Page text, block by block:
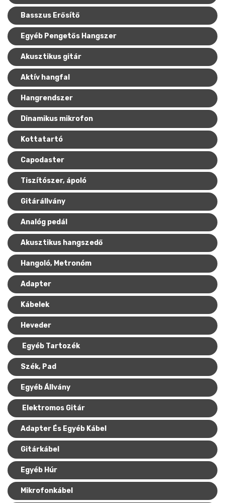
Mikrofonkábel
Heveder
Kábelek
Pedál
Slide gyűrű
Egyéb tartozék
Egyéb állvány
Basszus Erősítő
Egyéb Pengetős Hangszer
Akusztikus gitár
Aktív hangfal
Hangrendszer
Dinamikus mikrofon
Kottatartó
Capodaster
Tiszítószer, ápoló
Gitárállvány
Analóg pedál
Akusztikus hangszedő
Hangoló, Metronóm
Adapter
Kábelek
Heveder
Egyéb Tartozék
Szék, Pad
Egyéb Állvány
Elektromos Gitár
Adapter És Egyéb Kábel
Gitárkábel
Egyéb Húr
Mikrofonkábel